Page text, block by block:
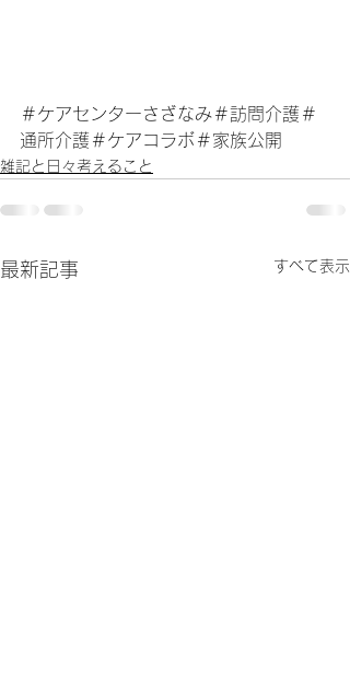
＃ケアセンターさざなみ＃訪問介護＃
通所介護＃ケアコラボ＃家族公開
雑記と日々考えること
最新記事 すべて表示